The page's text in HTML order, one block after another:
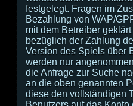
festgelegt. Fragen im
Bezahlung von WAP/
mit dem Betreiber
bezüglich der Zahlung
Version des Spiels über
werden nur
die Anfrage zur Suche
an die oben genannten
diese den vollständigen